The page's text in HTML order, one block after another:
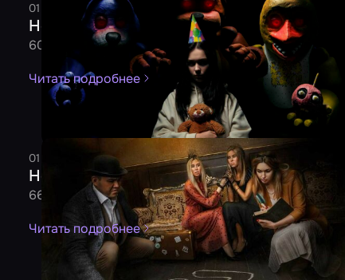
01 ноября 20233 минуты Редакция
Новички октября от 31.10.2023
60 новых квестов ждут вашей игры!
Читать подробнее
01 августа 20234 минуты Редакция
Новички июля от 31.07.2023
66 новинок ждут вашей игры
Читать подробнее